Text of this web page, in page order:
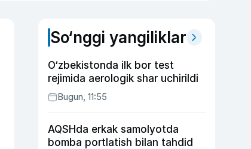
So‘nggi yangiliklar
O‘zbekistonda ilk bor test
rejimida aerologik shar uchirildi
Bugun, 11:55
AQSHda erkak samolyotda
bomba portlatish bilan tahdid